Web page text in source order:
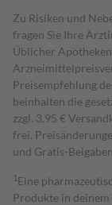
Zu Risiken und
fragen Sie Ihre
Üblicher
Preisempfehlung
beinhalten die
zzgl. 3,95 €
frei.
und Gratis-
1 Eine
Produkte in